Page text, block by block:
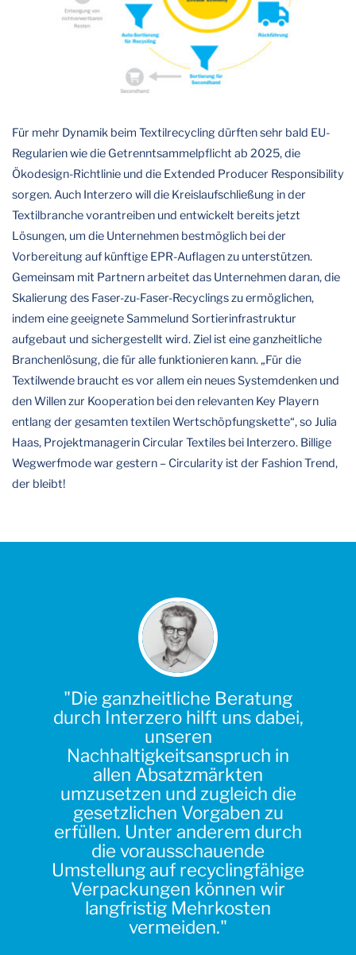
Für mehr Dynamik beim Textilrecycling dürften sehr bald EU-
Regularien wie die Getrenntsammelpflicht ab 2025, die
Ökodesign-Richtlinie und die Extended Producer Responsibility
sorgen. Auch Interzero will die Kreislaufschließung in der
Textilbranche vorantreiben und entwickelt bereits jetzt
Lösungen, um die Unternehmen bestmöglich bei der
Vorbereitung auf künftige EPR-Auflagen zu unterstützen.
Gemeinsam mit Partnern arbeitet das Unternehmen daran, die
Skalierung des Faser-zu-Faser-Recyclings zu ermöglichen,
indem eine geeignete Sammelund Sortierinfrastruktur
aufgebaut und sichergestellt wird. Ziel ist eine ganzheitliche
Branchenlösung, die für alle funktionieren kann. „Für die
Textilwende braucht es vor allem ein neues Systemdenken und
den Willen zur Kooperation bei den relevanten Key Playern
entlang der gesamten textilen Wertschöpfungskette“, so Julia
Haas, Projektmanagerin Circular Textiles bei Interzero. Billige
Wegwerfmode war gestern – Circularity ist der Fashion Trend,
der bleibt!
"Die ganzheitliche Beratung
durch Interzero hilft uns dabei,
unseren
Nachhaltigkeitsanspruch in
allen Absatzmärkten
umzusetzen und zugleich die
gesetzlichen Vorgaben zu
erfüllen. Unter anderem durch
die vorausschauende
Umstellung auf recyclingfähige
Verpackungen können wir
langfristig Mehrkosten
vermeiden."